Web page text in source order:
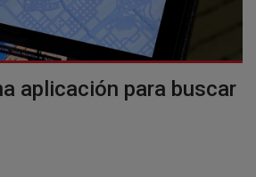
aplicación para buscar